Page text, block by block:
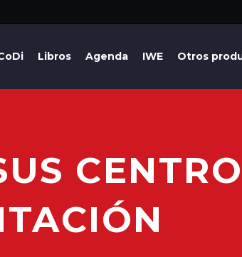
Libros Agenda IWE Otros